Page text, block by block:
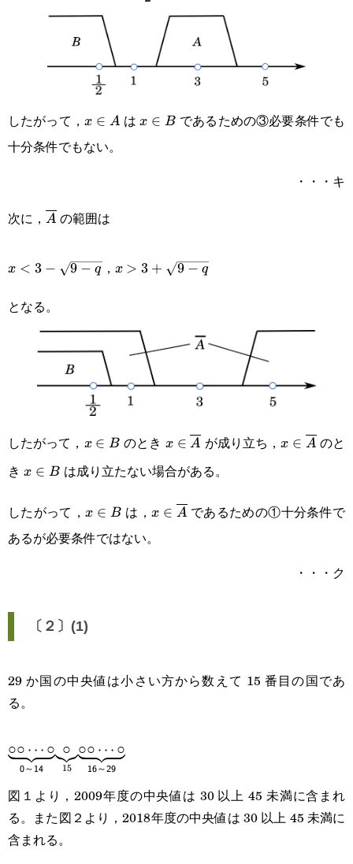
{2}
したがって， x\in
A
x ∈ A はx\in
x ∈ B であるための③必要条件でも
十分条件でもない。
・・・キ
次に， \overline{A}
A の範囲は
q}
x < 3 − 9− q，
x>3+\sqrt{9-
x > 3 + 9− q
となる。
したがって， x\in
B
x ∈ B のとき x\in\overline{A}
x ∈ A が成り立ち，x ∈ A のと
き x\in
x ∈ B は成り立たない場合がある。
したがって，x\in
B
x ∈ B は， x\in\overline{A}
x ∈ A であるための①十分条件で
あるが必要条件ではない。
・・・ク
〔２〕(1)
29 か国の中央値は小さい方から数えて 15 番目の国であ
る。
～29}}
0～ 14
○○ ⋯ ○
15
○
16～29
○○ ⋯ ○
図１より，2009年度の中央値は 30 以上 45 未満に含まれ
る。また図２より，2018年度の中央値は 30 以上 45 未満に
含まれる。